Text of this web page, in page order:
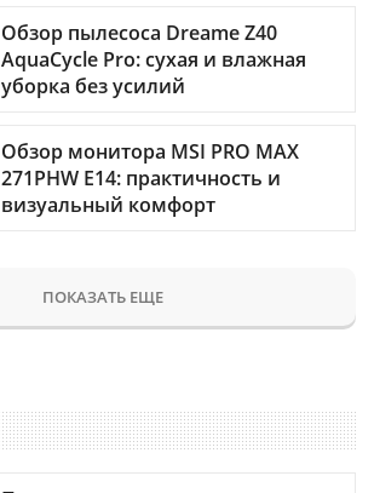
Обзор пылесоса Dreame Z40
AquaCycle Pro: сухая и влажная
уборка без усилий
Обзор монитора MSI PRO MAX
271PHW E14: практичность и
визуальный комфорт
ПОКАЗАТЬ ЕЩЕ